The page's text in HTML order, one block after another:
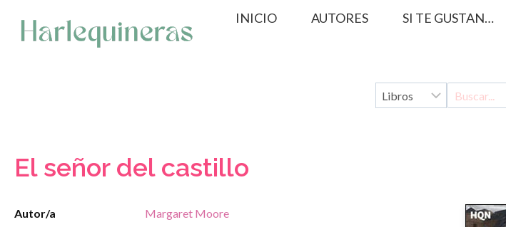
contenido
INICIO AUTORES SI TE GUSTAN…
El señor del castillo
Autor/a Margaret Moore